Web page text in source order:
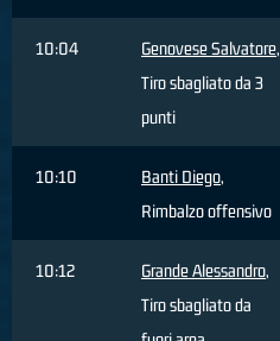
10:04 Genovese Salvatore,
Tiro sbagliato da 3
punti
10:10 Banti Diego,
Rimbalzo offensivo
10:12 Grande Alessandro,
Tiro sbagliato da